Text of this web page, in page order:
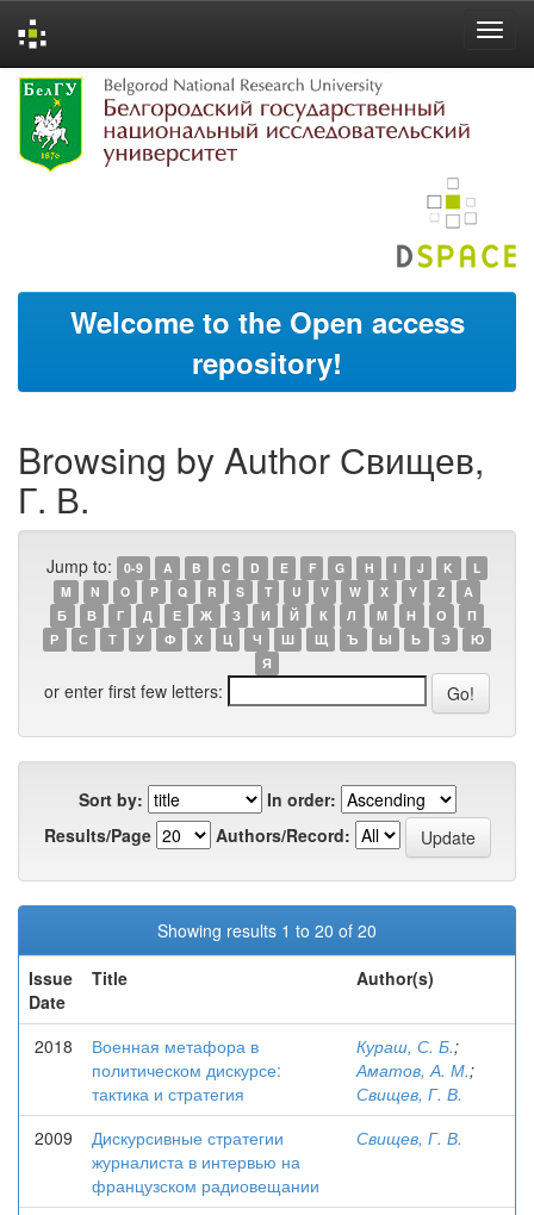
Skip
navigation
Welcome to the Open access
repository!
Browsing by Author Свищев,
Г. В.
Jump to: 0-9 A B C D E F G H I J K
L
M
N O P Q R S T U V W X Y Z
А
Б
В Г Д Е Ж З И Й К Л М Н О
П
Р
С Т У Ф Х Ц Ч Ш Щ Ъ Ы Ь Э
Ю
Я
or enter first few letters:
Sort by:
In order:
Results/Page
Authors/Record:
Showing results 1 to 20 of 20
Issue
Date
Title Author(s)
2018
Военная метафора в
политическом дискурсе:
тактика и стратегия
Кураш, С. Б.;
Аматов, А. М.;
Свищев, Г. В.
2009
Дискурсивные стратегии
журналиста в интервью на
французском радиовещании
Свищев, Г. В.